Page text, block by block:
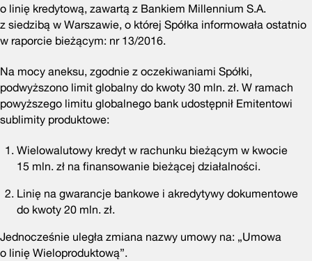
o linię kredytową, zawartą z Bankiem Millennium S.A.
z siedzibą w Warszawie, o której Spółka informowała ostatnio
w raporcie bieżącym: nr 13/2016.
Na mocy aneksu, zgodnie z oczekiwaniami Spółki,
podwyższono limit globalny do kwoty 30 mln. zł. W ramach
powyższego limitu globalnego bank udostępnił Emitentowi
sublimity produktowe:
Wielowalutowy kredyt w rachunku bieżącym w kwocie
15 mln. zł na finansowanie bieżącej działalności.
Linię na gwarancje bankowe i akredytywy dokumentowe
do kwoty 20 mln. zł.
Jednocześnie uległa zmiana nazwy umowy na: „Umowa
o linię Wieloproduktową”.